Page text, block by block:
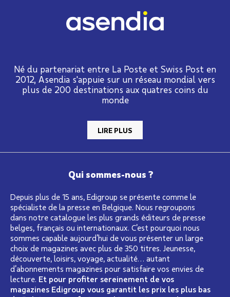
Né du partenariat entre La Poste et Swiss Post en
2012, Asendia s'appuie sur un réseau mondial vers
plus de 200 destinations aux quatres coins du
monde
LIRE PLUS
Qui sommes-nous ?
Depuis plus de 15 ans, Edigroup se présente comme le
spécialiste de la presse en Belgique. Nous regroupons
dans notre catalogue les plus grands éditeurs de presse
belges, français ou internationaux. C’est pourquoi nous
sommes capable aujourd’hui de vous présenter un large
choix de magazines avec plus de 350 titres. Jeunesse,
découverte, loisirs, voyage, actualité… autant
d’abonnements magazines pour satisfaire vos envies de
lecture. Et pour profiter sereinement de vos
magazines Edigroup vous garantit les prix les plus bas